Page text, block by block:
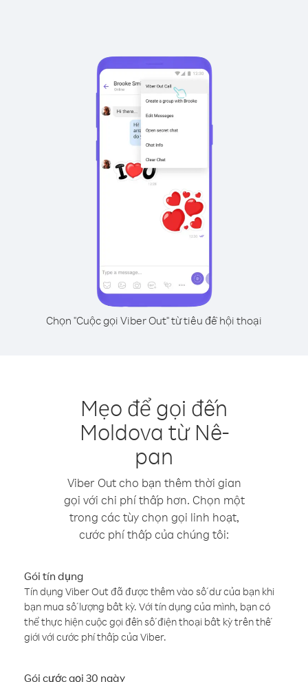
Chọn "Cuộc gọi Viber Out" từ tiêu đề hội thoại
Mẹo để gọi đến
Moldova từ Nê-
pan
Viber Out cho bạn thêm thời gian
gọi với chi phí thấp hơn. Chọn một
trong các tùy chọn gọi linh hoạt,
cước phí thấp của chúng tôi:
Gói tín dụng
Tín dụng Viber Out đã được thêm vào số dư của bạn khi
bạn mua số lượng bất kỳ. Với tín dụng của mình, bạn có
thể thực hiện cuộc gọi đến số điện thoại bất kỳ trên thế
giới với cước phí thấp của Viber.
Gói cước gọi 30 ngày